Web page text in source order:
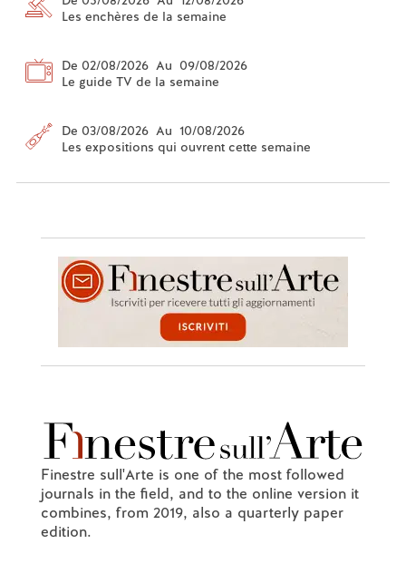
Les enchères de la semaine
De 02/08/2026 Au 09/08/2026
Le guide TV de la semaine
De 03/08/2026 Au 10/08/2026
Les expositions qui ouvrent cette semaine
Finestre sull'Arte is one of the most followed
journals in the field, and to the online version it
combines, from 2019, also a quarterly paper
edition.